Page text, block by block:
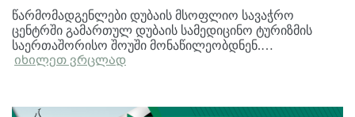
წარმომადგენლები დუბაის მსოფლიო სავაჭრო
ცენტრში გამართულ დუბაის სამედიცინო ტურიზმის
საერთაშორისო შოუში მონაწილეობდნენ.…
იხილეთ ვრცლად